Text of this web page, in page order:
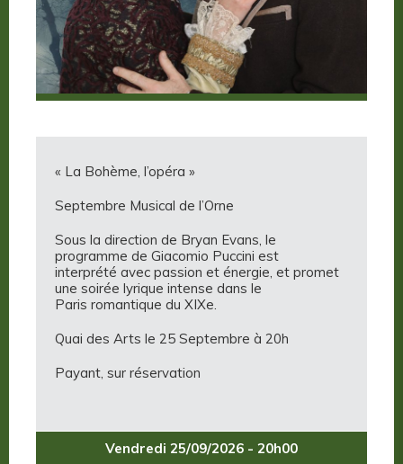
« La Bohème, l’opéra »
Septembre Musical de l’Orne
Sous la direction de Bryan Evans, le
programme de Giacomio Puccini est
interprété avec passion et énergie, et promet
une soirée lyrique intense dans le
Paris romantique du XIXe.
Quai des Arts le 25 Septembre à 20h
Payant, sur réservation
Vendredi 25/09/2026 - 20h00